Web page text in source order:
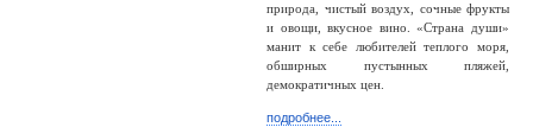
природа, чистый воздух, сочные фрукты
и овощи, вкусное вино. «Страна души»
манит к себе любителей теплого моря,
обширных пустынных пляжей,
демократичных цен.
подробнее...